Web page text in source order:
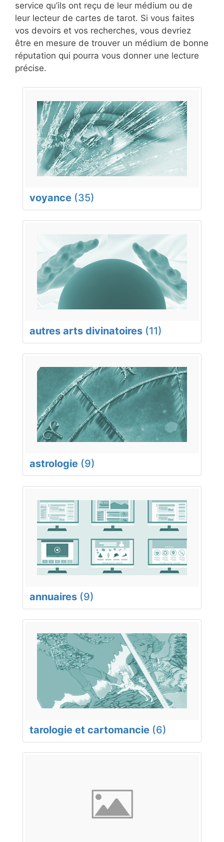
service qu’ils ont reçu de leur médium ou de
leur lecteur de cartes de tarot. Si vous faites
vos devoirs et vos recherches, vous devriez
être en mesure de trouver un médium de bonne
réputation qui pourra vous donner une lecture
précise.
voyance (35)
autres arts divinatoires (11)
astrologie (9)
annuaires (9)
tarologie et cartomancie (6)